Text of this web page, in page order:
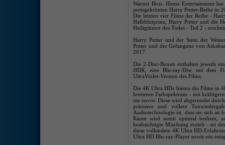
Warner Bros. Home Entertainment
preisgekrönten Harry Potter-Reihe in
Die letzten vier Filme der Reihe -
Halbblutprinz, Harry Potter und die
Heiligtümer des Todes - Teil 2 -
Harry Potter und der Stein der
Potter und der Gefangene von
2017.
Die 2-Disc-Boxen enthalten jeweils
HDR, eine Blu-ray-Disc mit dem
UltraViolet-Version des Films.
Die 4K Ultra HDs bieten die Filme in
breiteren Farbspektrum - mit
nie zuvor. Diese wird abgerundet
präzisere und vollere
Audiotechnologie ist, dass sie sich an
Raum wird somit optimal bedient,
beabsichtigte Mischung erzielt - sei
diese vollendete 4K Ultra HD-
Ultra HD Blu-ray-Player sowie ein